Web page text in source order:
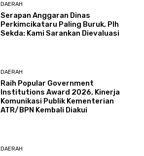
DAERAH
Serapan Anggaran Dinas
Perkimcikataru Paling Buruk, Plh
Sekda: Kami Sarankan Dievaluasi
DAERAH
Raih Popular Government
Institutions Award 2026, Kinerja
Komunikasi Publik Kementerian
ATR/BPN Kembali Diakui
DAERAH